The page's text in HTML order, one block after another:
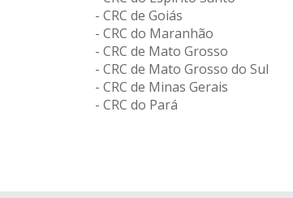
- CRC de Goiás
- CRC do Maranhão
- CRC de Mato Grosso
- CRC de Mato Grosso do Sul
- CRC de Minas Gerais
- CRC do Pará